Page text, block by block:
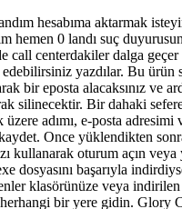
hesabıma aktarmak
hemen 0 landı suç
call centerdakiler dalga
yazdılar. Bu ürün
bir eposta alacaksınız ve
silinecektir. Bir dahaki
üzere adımı, e-posta adresimi
Once yüklendikten
kullanarak oturum açın
dosyasını başarıyla
klasörünüze veya indirilen
herhangi bir yere gidin. Glory